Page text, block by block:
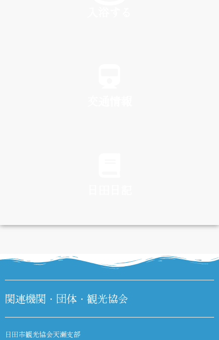
DIARY
関連機関・団体・観光協会
日田市観光協会天瀬支部